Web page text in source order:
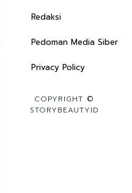
Redaksi
Pedoman Media Siber
Privacy Policy
COPYRIGHT ©
STORYBEAUTYID